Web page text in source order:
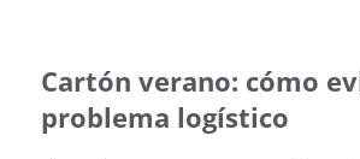
Cartón verano: cómo
problema logístico